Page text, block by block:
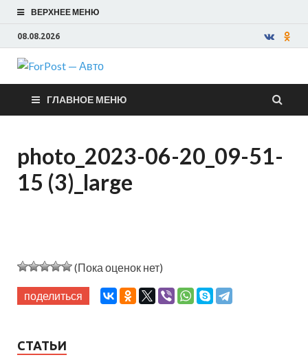
ВЕРХНЕЕ МЕНЮ
08.08.2026
ForPost —
Авто
ГЛАВНОЕ МЕНЮ
photo_2023-06-20_09-51-
15 (3)_large
(Пока оценок нет)
поделиться
СТАТЬИ